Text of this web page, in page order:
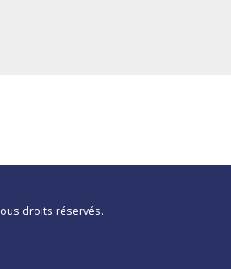
droits réservés.